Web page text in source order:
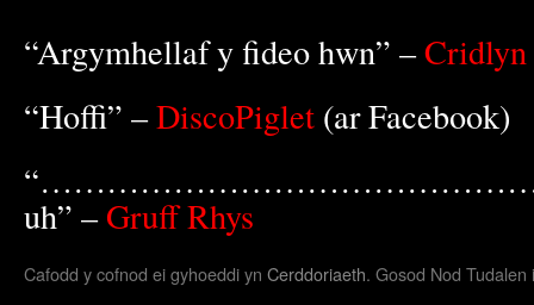
“Argymhellaf y fideo hwn” –Cridlyn
“Hoffi” –DiscoPiglet (ar Facebook)
uh” –Gruff Rhys
Cafodd y cofnod ei gyhoeddi yn Cerddoriaeth. Gosod Nod